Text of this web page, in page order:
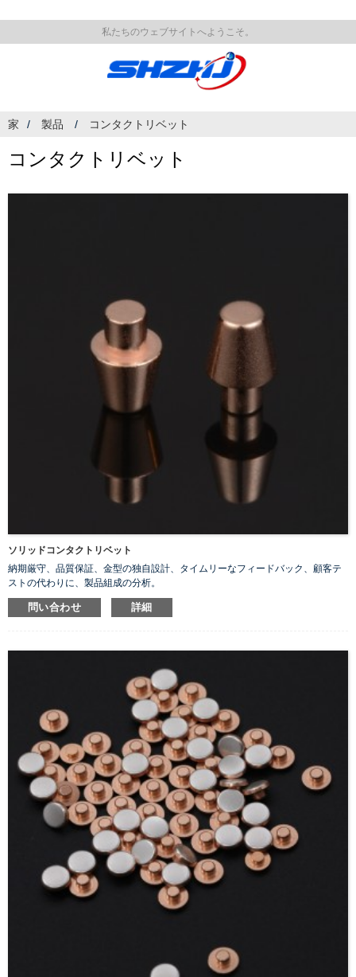
私たちのウェブサイトへようこそ。
家 製品 コンタクトリベット
コンタクトリベット
ソリッドコンタクトリベット
納期厳守、品質保証、金型の独自設計、タイムリーなフィードバック、顧客テ
ストの代わりに、製品組成の分析。
問い合わせ 詳細